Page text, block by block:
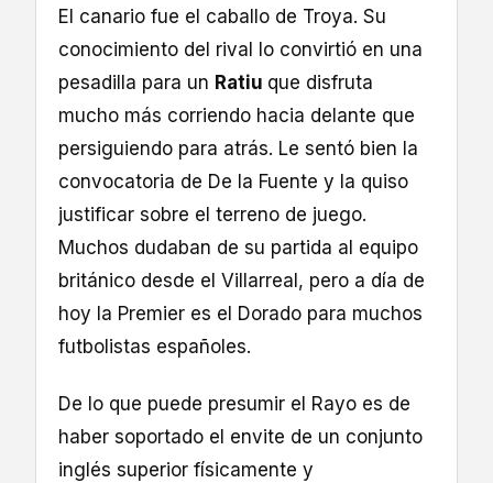
El canario fue el caballo de Troya. Su
conocimiento del rival lo convirtió en una
pesadilla para un Ratiu que disfruta
mucho más corriendo hacia delante que
persiguiendo para atrás. Le sentó bien la
convocatoria de De la Fuente y la quiso
justificar sobre el terreno de juego.
Muchos dudaban de su partida al equipo
británico desde el Villarreal, pero a día de
hoy la Premier es el Dorado para muchos
futbolistas españoles.
De lo que puede presumir el Rayo es de
haber soportado el envite de un conjunto
inglés superior físicamente y